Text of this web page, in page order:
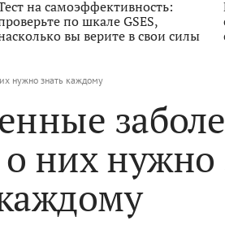
на самоэффективность:
по шкале GSES,
вы верите в свои силы
нужно знать каждому
них нужно